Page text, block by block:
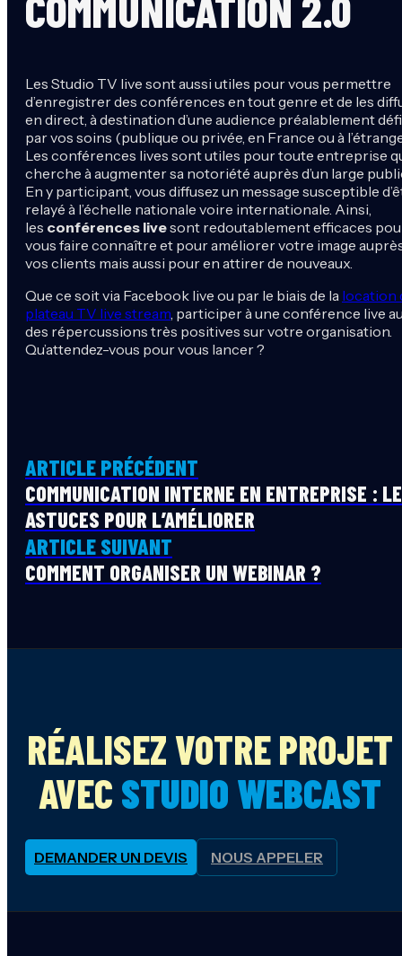
Les Studio TV live sont aussi utiles pour vous permettre
d’enregistrer des conférences en tout genre et de les
en direct, à destination d’une audience préalablement
par vos soins (publique ou privée, en France ou à
Les conférences lives sont utiles pour toute entreprise
cherche à augmenter sa notoriété auprès d’un large
En y participant, vous diffusez un message susceptible
relayé à l’échelle nationale voire internationale. Ainsi,
les conférences livesont redoutablement efficaces
vous faire connaître et pour améliorer votre image
vos clients mais aussi pour en attirer de nouveaux.
Que ce soit via Facebook live ou par le biais de la location
plateau TV live stream , participer à une conférence live
des répercussions très positives sur votre organisation.
Qu’attendez-vous pour vous lancer ?
ARTICLE PRÉCÉDENT
COMMUNICATION INTERNE EN ENTREPRISE :
ASTUCES POUR L’AMÉLIORER
ARTICLE SUIVANT
COMMENT ORGANISER UN WEBINAR ?
RÉALISEZ VOTRE PROJET
AVEC STUDIO WEBCAST
DEMANDER UN DEVIS NOUS APPELER